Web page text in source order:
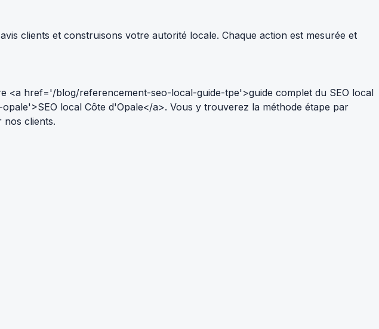
clients et construisons votre autorité locale. Chaque action est mesurée et
<a href='/blog/referencement-seo-local-guide-tpe'>guide complet du SEO local
local Côte d'Opale</a>. Vous y trouverez la méthode étape par
clients.